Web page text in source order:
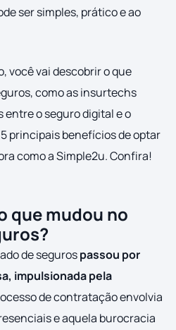
ser simples, prático e ao
você vai descobrir o que
como as insurtechs
o seguro digital e o
principais benefícios de optar
como a Simple2u. Confira!
que mudou no
de segurospassou por
impulsionada pela
de contratação envolvia
e aquela burocracia